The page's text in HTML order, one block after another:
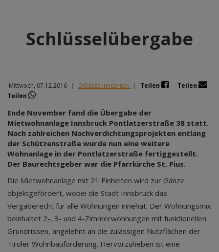
Schlüsselübergabe
Mittwoch, 07.12.2016 | Diözese Innsbruck | Teilen
Teilen
Teilen
Ende November fand die Übergabe der
Mietwohnanlage Innsbruck Pontlatzerstraße 38 statt.
Nach zahlreichen Nachverdichtungsprojekten entlang
der Schützenstraße wurde nun eine weitere
Wohnanlage in der Pontlatzerstraße fertiggestellt.
Der Baurechtsgeber war die Pfarrkirche St. Pius.
Die Mietwohnanlage mit 21 Einheiten wird zur Gänze
objektgefördert, wobei die Stadt Innsbruck das
Vergaberecht für alle Wohnungen innehat. Der Wohnungsmix
beinhaltet 2-, 3- und 4-Zimmerwohnungen mit funktionellen
Grundrissen, angelehnt an die zulässigen Nutzflächen der
Tiroler Wohnbauförderung. Hervorzuheben ist eine